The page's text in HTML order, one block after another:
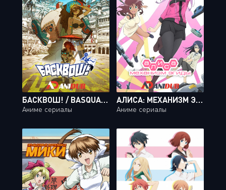
БАСКВОШ! / BASQUASH! [26 ИЗ 26]
Аниме сериалы
АЛИСА: МЕХАНИЗМ ЭГИДЫ / ALICE GEAR AEGIS EXPANSION [12 ИЗ 12] + OVA
Аниме сериалы